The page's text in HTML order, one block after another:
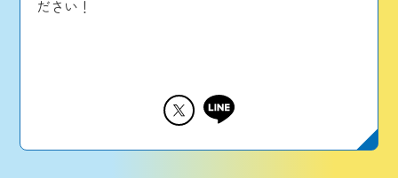
ださい！